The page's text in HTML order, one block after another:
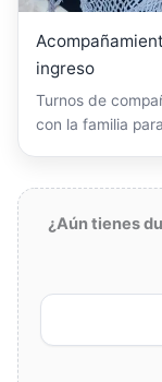
ingreso
Turnos de
con la familia
¿Aún tienes